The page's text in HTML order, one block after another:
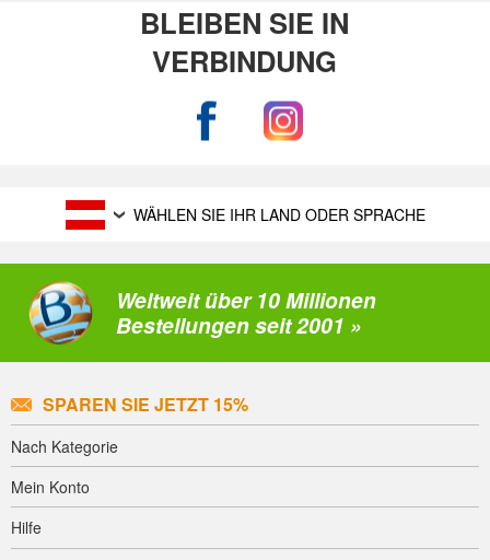
BLEIBEN SIE IN
VERBINDUNG
WÄHLEN SIE IHR LAND ODER SPRACHE
Weltweit über 10 Millionen
Bestellungen seit 2001 »
SPAREN SIE JETZT 15%
Nach Kategorie
Mein Konto
Hilfe